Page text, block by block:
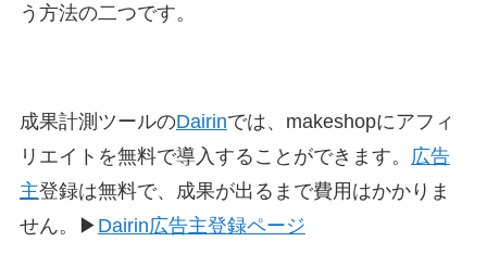
う方法の二つです。
成果計測ツールのDairinでは、makeshopにアフィ
リエイトを無料で導入することができます。 広告
主登録は無料で、成果が出るまで費用はかかりま
せん。▶ Dairin広告主登録ページ